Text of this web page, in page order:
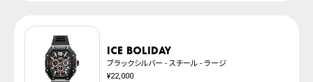
ICE boliday
ブラックシルバー - スチール - ラージ
¥22,000